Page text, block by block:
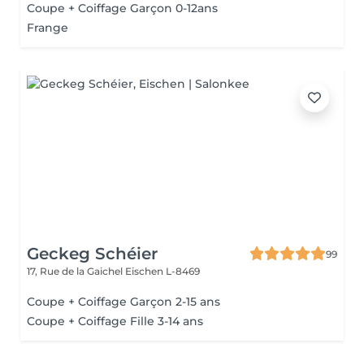
Coupe + Coiffage Garçon 0-12ans
Frange
Geckeg Schéier
99
17, Rue de la Gaichel Eischen L-8469
Coupe + Coiffage Garçon 2-15 ans
Coupe + Coiffage Fille 3-14 ans